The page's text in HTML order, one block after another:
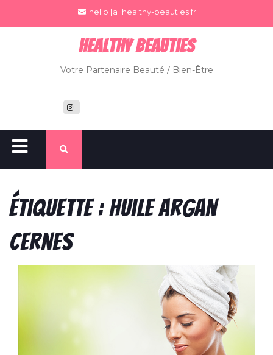
hello [a] healthy-beauties.fr
Healthy BeauTies
Votre Partenaire Beauté / Bien-Être
Étiquette :huile argan
cernes